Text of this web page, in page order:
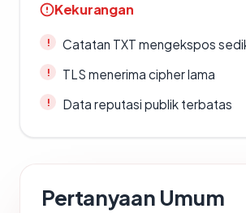
Kekurangan
Catatan TXT mengekspos
TLS menerima cipher lama
Data reputasi publik terbatas
Pertanyaan Umum